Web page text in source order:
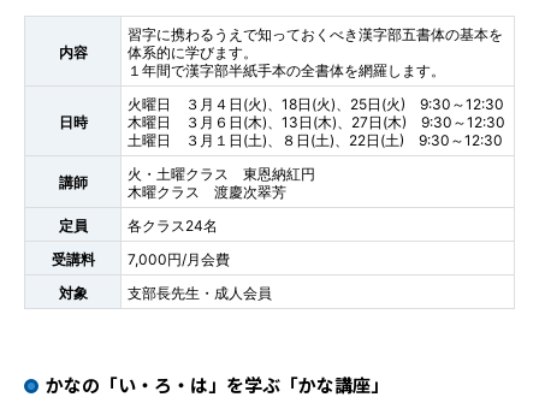
内容
習字に携わるうえで知っておくべき漢字部五書体の基本を
体系的に学びます。
１年間で漢字部半紙手本の全書体を網羅します。
日時
火曜日 ３月４日(火)、18日(火)、25日(火) 9:30～12:30
木曜日 ３月６日(木)、13日(木)、27日(木) 9:30～12:30
土曜日 ３月１日(土)、８日(土)、22日(土) 9:30～12:30
講師
火・土曜クラス 東恩納紅円
木曜クラス 渡慶次翠芳
定員
各クラス24名
受講料
7,000円/月会費
対象
支部長先生・成人会員
かなの「い・ろ・は」を学ぶ「かな講座」